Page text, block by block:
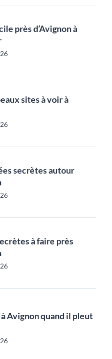
près d’Avignon à
sites à voir à
secrètes autour
à faire près
Avignon quand il pleut